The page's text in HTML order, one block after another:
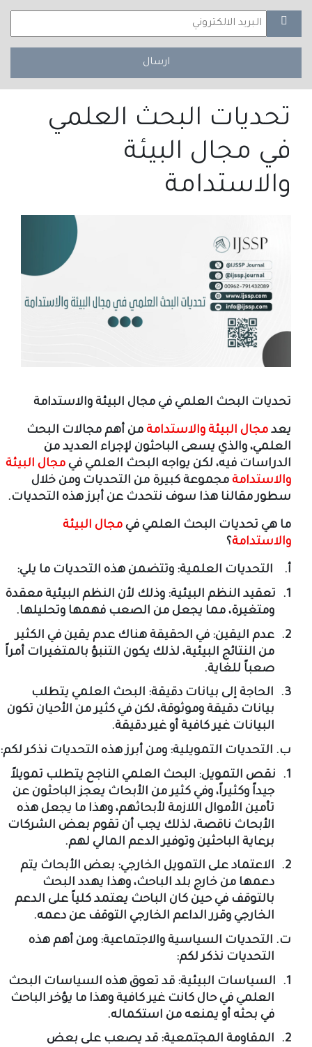
ارسال
تحديات البحث العلمي
في مجال البيئة
والاستدامة
تحديات البحث العلمي في مجال البيئة والاستدامة
يعدمجال البيئة والاستدامةمن أهم مجالات البحث
العلمي، والذي يسعى الباحثون لإجراء العديد من
الدراسات فيه، لكن يواجه البحث العلمي فيمجال البيئة
والاستدامةمجموعة كبيرة من التحديات ومن خلال
سطور مقالنا هذا سوف نتحدث عن أبرز هذه التحديات.
ما هي تحديات البحث العلمي فيمجال البيئة
والاستدامة؟
التحديات العلمية: وتتضمن هذه التحديات ما يلي:
تعقيد النظم البيئية: وذلك لأن النظم البيئية معقدة
ومتغيرة، مما يجعل من الصعب فهمها وتحليلها.
عدم اليقين: في الحقيقة هناك عدم يقين في الكثير
من النتائج البيئية، لذلك يكون التنبؤ بالمتغيرات أمراً
صعباً للغاية.
الحاجة إلى بيانات دقيقة: البحث العلمي يتطلب
بيانات دقيقة وموثوقة، لكن في كثير من الأحيان تكون
البيانات غير كافية أو غير دقيقة.
ب‌. التحديات التمويلية: ومن أبرز هذه التحديات نذكر لكم:
نقص التمويل: البحث العلمي الناجح يتطلب تمويلاً
جيداً وكثيراً، وفي كثير من الأبحاث يعجز الباحثون عن
تأمين الأموال اللازمة لأبحاثهم، وهذا ما يجعل هذه
الأبحاث ناقصة، لذلك يجب أن تقوم بعض الشركات
برعاية الباحثين وتوفير الدعم المالي لهم.
الاعتماد على التمويل الخارجي: بعض الأبحاث يتم
دعمها من خارج بلد الباحث، وهذا يهدد البحث
بالتوقف في حين كان الباحث يعتمد كلياً على الدعم
الخارجي وقرر الداعم الخارجي التوقف عن دعمه.
ت‌. التحديات السياسية والاجتماعية: ومن أهم هذه
التحديات نذكر لكم:
السياسات البيئية: قد تعوق هذه السياسات البحث
العلمي في حال كانت غير كافية وهذا ما يؤخر الباحث
في بحثه أو يمنعه من استكماله.
المقاومة المجتمعية: قد يصعب على بعض